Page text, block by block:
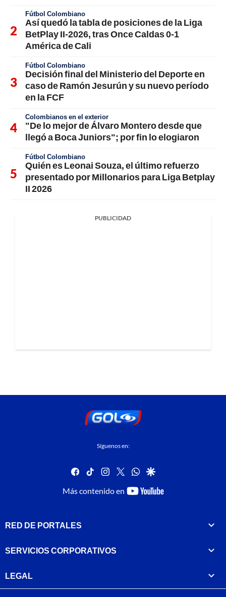
Fútbol Colombiano
Así quedó la tabla de posiciones de la Liga
BetPlay II-2026, tras Once Caldas 0-1
América de Cali
Fútbol Colombiano
Decisión final del Ministerio del Deporte en
caso de Ramón Jesurún y su nuevo período
en la FCF
Colombianos en el exterior
"De lo mejor de Álvaro Montero desde que
llegó a Boca Juniors"; por fin lo elogiaron
Fútbol Colombiano
Quién es Leonai Souza, el último refuerzo
presentado por Millonarios para Liga Betplay
II 2026
PUBLICIDAD
Síguenos en:
facebook
tiktok instagram
twitterwhatsapp
google
Más contenido en
youtube-
RED DE PORTALES
SERVICIOS CORPORATIVOS
LEGAL